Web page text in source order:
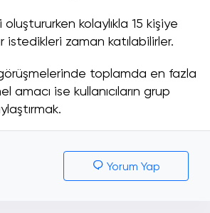
kolaylıkla 15 kişiye
istedikleri zaman katılabilirler.
toplamda en fazla
ise kullanıcıların grup
Yorum Yap